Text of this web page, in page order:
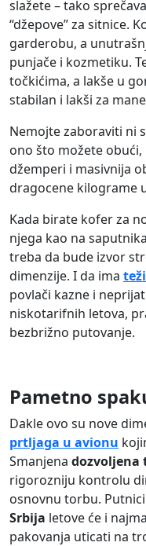
slažete – tako
“džepove” za sitnice.
garderobu, a
punjače i kozmetiku.
točkićima, a lakše u
stabilan i lakši za
Nemojte zaboraviti ni
ono što možete obući,
džemperi i masivnija
dragocene kilograme
Kada birate kofer za
njega kao na
treba da bude izvor
dimenzije. I da ima
povlači kazne i
niskotarifnih letova,
bezbrižno putovanje.
Pametno
Dakle ovo su nove
prtljaga u avionu
Smanjena dozvoljena
rigorozniju kontrolu
osnovnu torbu.
Srbija letove će i
pakovanja uticati na